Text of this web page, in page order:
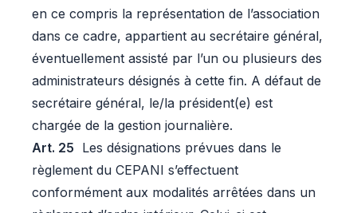
en ce compris la représentation de l’association
dans ce cadre, appartient au secrétaire général,
éventuellement assisté par l’un ou plusieurs des
administrateurs désignés à cette fin. A défaut de
secrétaire général, le/la président(e) est
chargée de la gestion journalière.
Art. 25 Les désignations prévues dans le
règlement du CEPANI s’effectuent
conformément aux modalités arrêtées dans un